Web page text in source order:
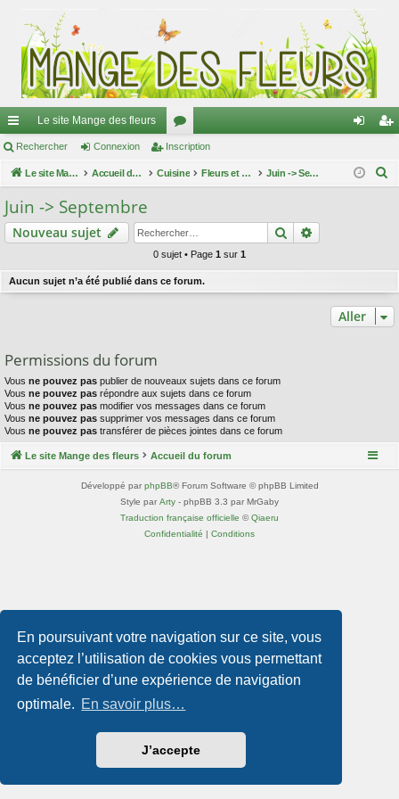
En poursuivant votre navigation sur ce site, vous
acceptez l’utilisation de cookies vous permettant
de bénéficier d’une expérience de navigation
optimale. En savoir plus…
J’accepte
ac
co
ur
ci
Le site Mange des fleurs
or
u
s
ne cri
Rechercher Connexion Inscription
Le site Mange des fleurs Accueil du forum Cuisine Fleurs et plantes sauvages comestibles Juin -> Septembre
r
h
e
Juin -> Septembre
Nouveau sujet Rechercher
0 sujet • Page 1 sur 1
Aucun sujet n’a été publié dans ce forum.
Aller
Permissions du forum
Vous ne pouvez pas publier de nouveaux sujets dans ce forum
Vous ne pouvez pas répondre aux sujets dans ce forum
Vous ne pouvez pas modifier vos messages dans ce forum
Vous ne pouvez pas supprimer vos messages dans ce forum
Vous ne pouvez pas transférer de pièces jointes dans ce forum
Le site Mange des fleurs Accueil du forum
Développé par phpBB® Forum Software © phpBB Limited
Style par Arty - phpBB 3.3 par MrGaby
Traduction française officielle ©Qiaeru
Confidentialité | Conditions